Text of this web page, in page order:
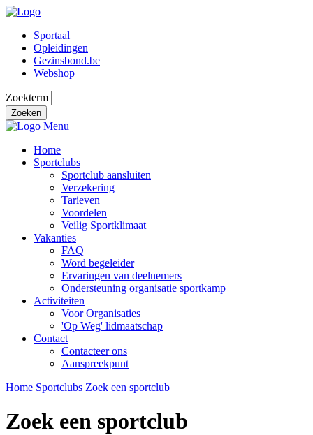
Sportaal
Opleidingen
Gezinsbond.be
Webshop
Zoekterm
Zoeken
Menu
Home
Sportclubs
Sportclub aansluiten
Verzekering
Tarieven
Voordelen
Veilig Sportklimaat
Vakanties
FAQ
Word begeleider
Ervaringen van deelnemers
Ondersteuning organisatie sportkamp
Activiteiten
Voor Organisaties
'Op Weg' lidmaatschap
Contact
Contacteer ons
Aanspreekpunt
Home Sportclubs Zoek een sportclub
Zoek een sportclub